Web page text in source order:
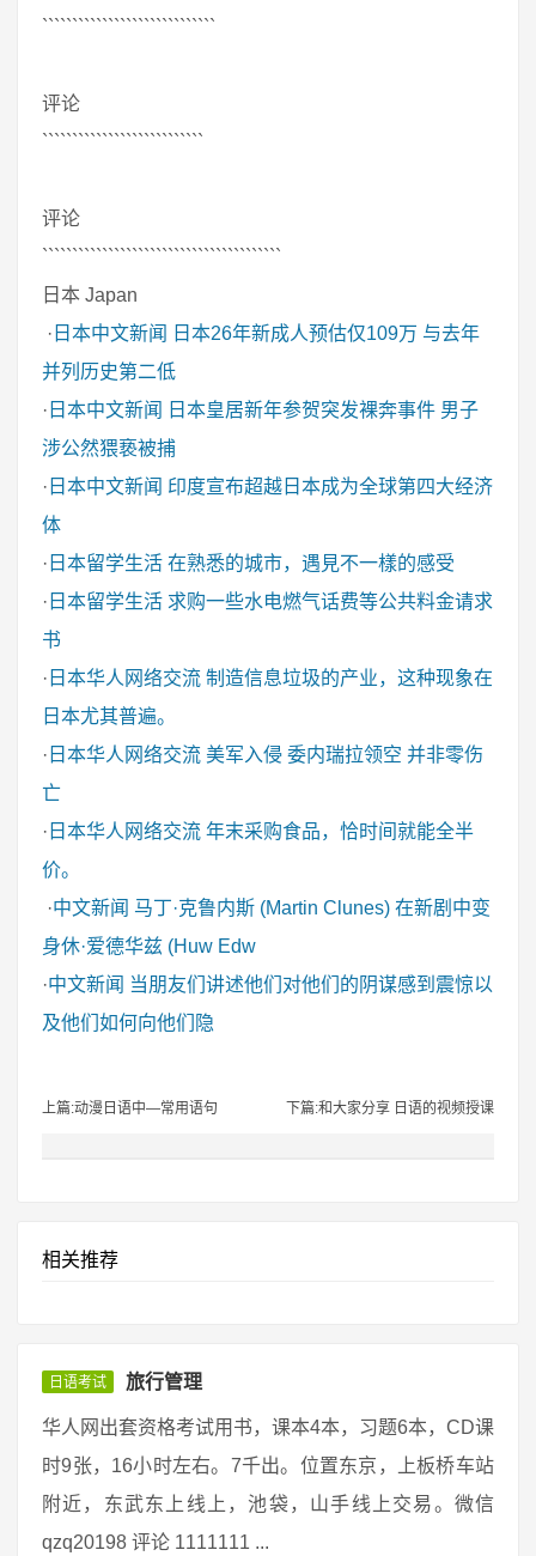
`````````````````````````````
评论
```````````````````````````
评论
````````````````````````````````````````
日本 Japan
· 日本中文新闻
日本26年新成人预估仅109万 与去年
并列历史第二低
· 日本中文新闻
日本皇居新年参贺突发裸奔事件 男子
涉公然猥亵被捕
· 日本中文新闻 印度宣布超越日本成为全球第四大经济
体
· 日本留学生活 在熟悉的城市，遇見不一樣的感受
· 日本留学生活 求购一些水电燃气话费等公共料金请求
书
· 日本华人网络交流 制造信息垃圾的产业，这种现象在
日本尤其普遍。
· 日本华人网络交流 美军入侵 委内瑞拉领空 并非零伤
亡
· 日本华人网络交流 年末采购食品，恰时间就能全半
价。
·中文新闻 马丁·克鲁内斯 (Martin Clunes) 在新剧中变
身休·爱德华兹 (Huw Edw
·中文新闻 当朋友们讲述他们对他们的阴谋感到震惊以
及他们如何向他们隐
上篇:动漫日语中—常用语句 下篇:和大家分享 日语的视频授课
相关推荐
日语考试 旅行管理
华人网出套资格考试用书，课本4本，习题6本，CD课
时9张，16小时左右。7千出。位置东京，上板桥车站
附近，东武东上线上，池袋，山手线上交易。微信
qzq20198 评论 1111111 ...